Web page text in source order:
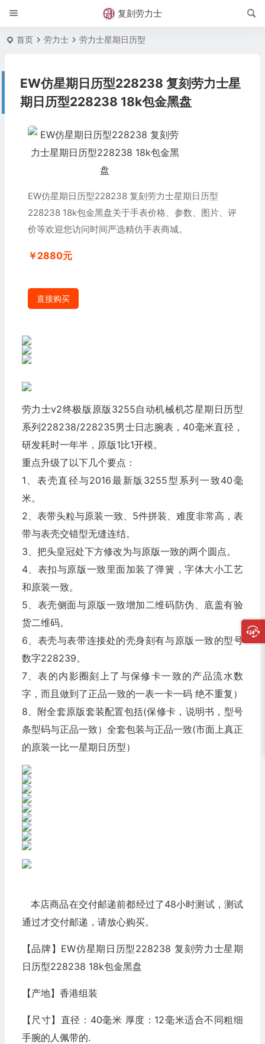
复刻劳力士
首页 劳力士 劳力士星期日历型
EW仿星期日历型228238 复刻劳力士星
期日历型228238 18k包金黑盘
EW仿星期日历型228238 复刻劳力士星期日历型
228238 18k包金黑盘关于手表价格、参数、图片、评
价等欢迎您访问时间严选精仿手表商城。
￥2880元
直接购买
劳力士v2终极版原版3255自动机械机芯星期日历型
系列228238/228235男士日志腕表，40毫米直径，
研发耗时一年半，原版1比1开模。
重点升级了以下几个要点：
1、表壳直径与2016最新版3255型系列一致40毫
米。
2、表带头粒与原装一致、5件拼装、难度非常高，表
带与表壳交错型无缝连结。
3、把头皇冠处下方修改为与原版一致的两个圆点。
4、表扣与原版一致里面加装了弹簧，字体大小工艺
和原装一致。
5、表壳侧面与原版一致增加二维码防伪、底盖有验
货二维码。
6、表壳与表带连接处的壳身刻有与原版一致的型号
数字228239。
7、表的内影圈刻上了与保修卡一致的产品流水数
字，而且做到了正品一致的一表一卡一码 绝不重复）
8、附全套原版套装配置包括(保修卡，说明书，型号
条型码与正品一致）全套包装与正品一致(市面上真正
的原装一比一星期日历型）
本店商品在交付邮递前都经过了48小时测试，测试
通过才交付邮递，请放心购买。
【品牌】EW仿星期日历型228238 复刻劳力士星期
日历型228238 18k包金黑盘
【产地】香港组装
【尺寸】直径：40毫米 厚度：12毫米适合不同粗细
手腕的人佩带的.